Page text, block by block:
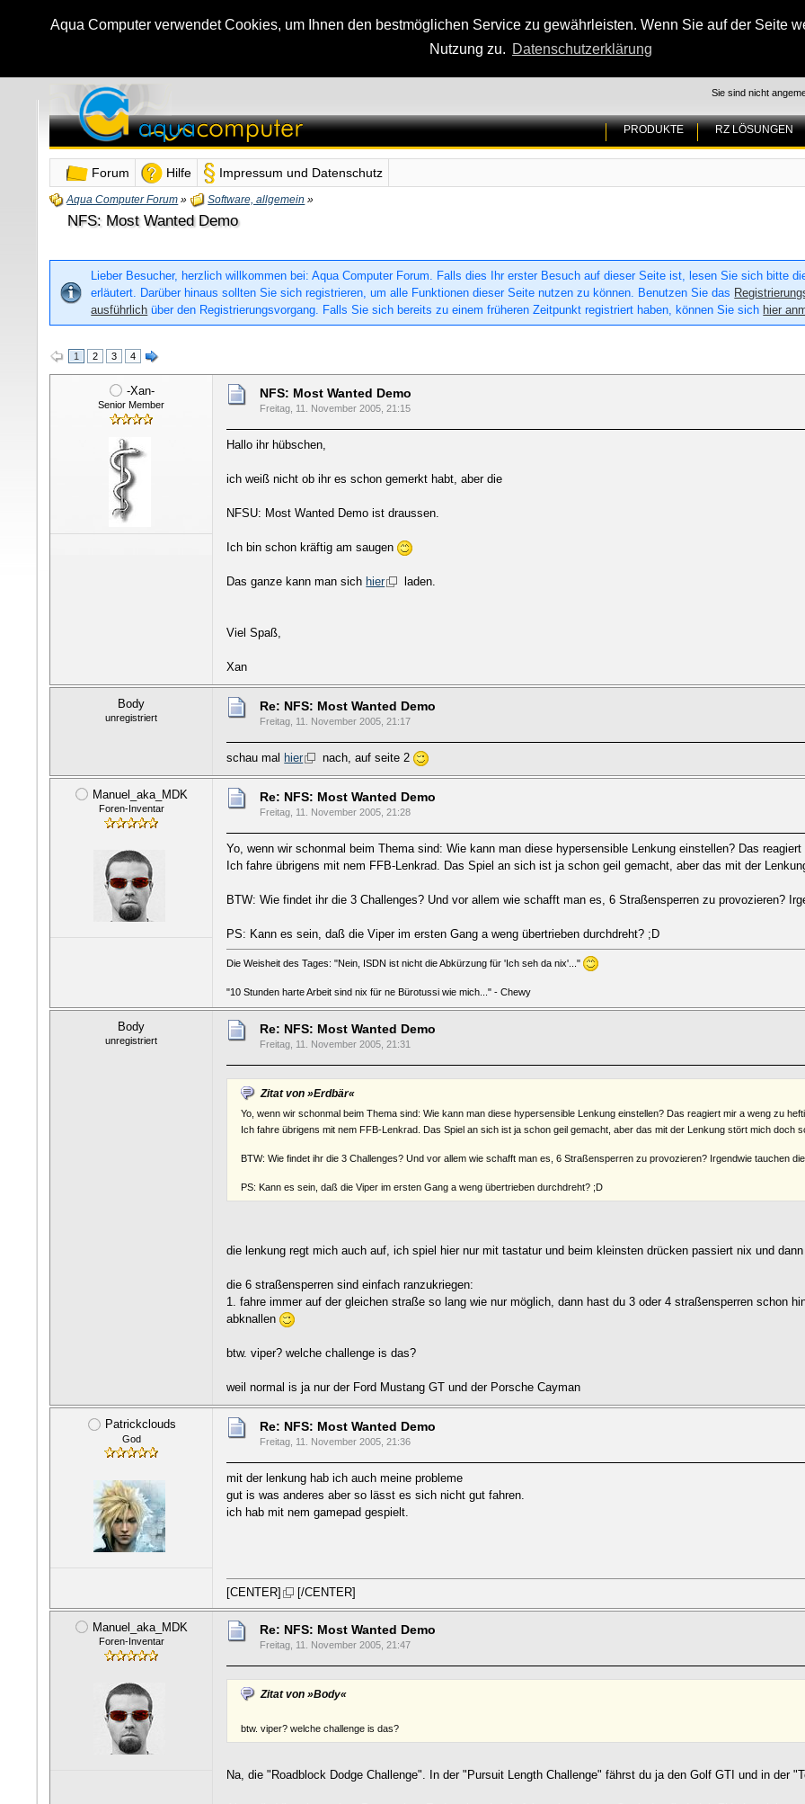
Aqua Computer verwendet Cookies, um Ihnen den bestmöglichen Service zu gewährleisten. Wenn Sie auf der Seite
Nutzung zu. Datenschutzerklärung
Sie sind nicht
PRODUKTE RZ LÖSUNGEN
Forum Hilfe Impressum und Datenschutz
Aqua Computer Forum » Software, allgemein »
NFS: Most Wanted Demo
Lieber Besucher, herzlich willkommen bei: Aqua Computer Forum. Falls dies Ihr erster Besuch auf dieser Seite ist, lesen Sie sich bitte
erläutert. Darüber hinaus sollten Sie sich registrieren, um alle Funktionen dieser Seite nutzen zu können. Benutzen Sie das
ausführlich über den Registrierungsvorgang. Falls Sie sich bereits zu einem früheren Zeitpunkt registriert haben, können Sie sich hier
1 2 3 4
-Xan-
Senior Member
NFS: Most Wanted Demo
Freitag, 11. November 2005, 21:15
Hallo ihr hübschen,
ich weiß nicht ob ihr es schon gemerkt habt, aber die
NFSU: Most Wanted Demo ist draussen.
Ich bin schon kräftig am saugen
Das ganze kann man sich hier laden.
Viel Spaß,
Xan
Body
unregistriert
Re: NFS: Most Wanted Demo
Freitag, 11. November 2005, 21:17
schau mal hier nach, auf seite 2
Manuel_aka_MDK
Foren-Inventar
Re: NFS: Most Wanted Demo
Freitag, 11. November 2005, 21:28
Yo, wenn wir schonmal beim Thema sind: Wie kann man diese hypersensible Lenkung einstellen? Das
Ich fahre übrigens mit nem FFB-Lenkrad. Das Spiel an sich ist ja schon geil gemacht, aber das mit der
BTW: Wie findet ihr die 3 Challenges? Und vor allem wie schafft man es, 6 Straßensperren zu provozieren?
PS: Kann es sein, daß die Viper im ersten Gang a weng übertrieben durchdreht? ;D
Die Weisheit des Tages: "Nein, ISDN ist nicht die Abkürzung für 'Ich seh da nix'..."
"10 Stunden harte Arbeit sind nix für ne Bürotussi wie mich..." - Chewy
Body
unregistriert
Re: NFS: Most Wanted Demo
Freitag, 11. November 2005, 21:31
Zitat von »Erdbär«
Yo, wenn wir schonmal beim Thema sind: Wie kann man diese hypersensible Lenkung einstellen? Das reagiert mir a weng zu
Ich fahre übrigens mit nem FFB-Lenkrad. Das Spiel an sich ist ja schon geil gemacht, aber das mit der Lenkung stört mich doch
BTW: Wie findet ihr die 3 Challenges? Und vor allem wie schafft man es, 6 Straßensperren zu provozieren? Irgendwie tauchen
PS: Kann es sein, daß die Viper im ersten Gang a weng übertrieben durchdreht? ;D
die lenkung regt mich auch auf, ich spiel hier nur mit tastatur und beim kleinsten drücken passiert nix und
die 6 straßensperren sind einfach ranzukriegen:
1. fahre immer auf der gleichen straße so lang wie nur möglich, dann hast du 3 oder 4 straßensperren schon
abknallen
btw. viper? welche challenge is das?
weil normal is ja nur der Ford Mustang GT und der Porsche Cayman
Patrickclouds
God
Re: NFS: Most Wanted Demo
Freitag, 11. November 2005, 21:36
mit der lenkung hab ich auch meine probleme
gut is was anderes aber so lässt es sich nicht gut fahren.
ich hab mit nem gamepad gespielt.
[CENTER] [/CENTER]
Manuel_aka_MDK
Foren-Inventar
Re: NFS: Most Wanted Demo
Freitag, 11. November 2005, 21:47
Zitat von »Body«
btw. viper? welche challenge is das?
Na, die "Roadblock Dodge Challenge". In der "Pursuit Length Challenge" fährst du ja den Golf GTI und in der